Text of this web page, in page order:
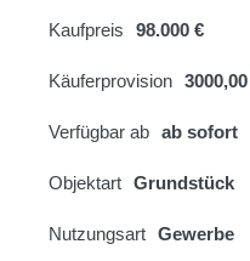
Kaufpreis 98.000 €
Käuferprovision
Verfügbar ab ab sofort
Objektart Grundstück
Nutzungsart Gewerbe